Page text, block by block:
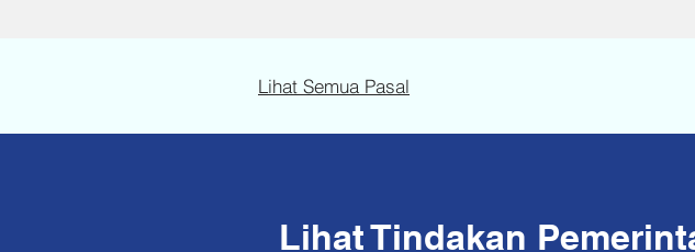
Lihat Semua Pasal
Lihat Tindakan